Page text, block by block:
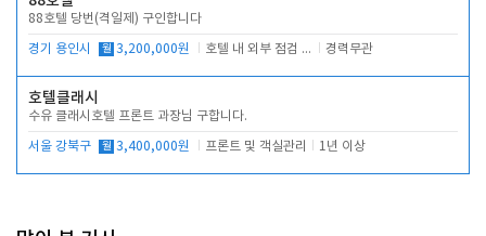
88호텔 당번(격일제) 구인합니다
경기 용인시 월 3,200,000원 호텔 내 외부 점검 및 프런트 운영 경력무관
호텔클래시
수유 클래시호텔 프론트 과장님 구합니다.
서울 강북구 월 3,400,000원 프론트 및 객실관리 1년 이상